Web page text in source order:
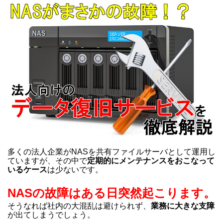
多くの法人企業がNASを共有ファイルサーバとして運用し
ていますが、その中で定期的にメンテナンスをおこなって
いるケースは少ないです。
NASの故障はある日突然起こります。
そうなれば社内の大混乱は避けられず、 業務に大きな支障
が出てしまうでしょう。